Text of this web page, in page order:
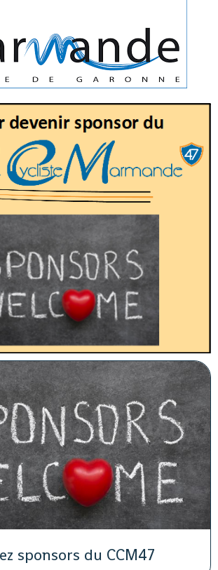
sponsors du CCM47